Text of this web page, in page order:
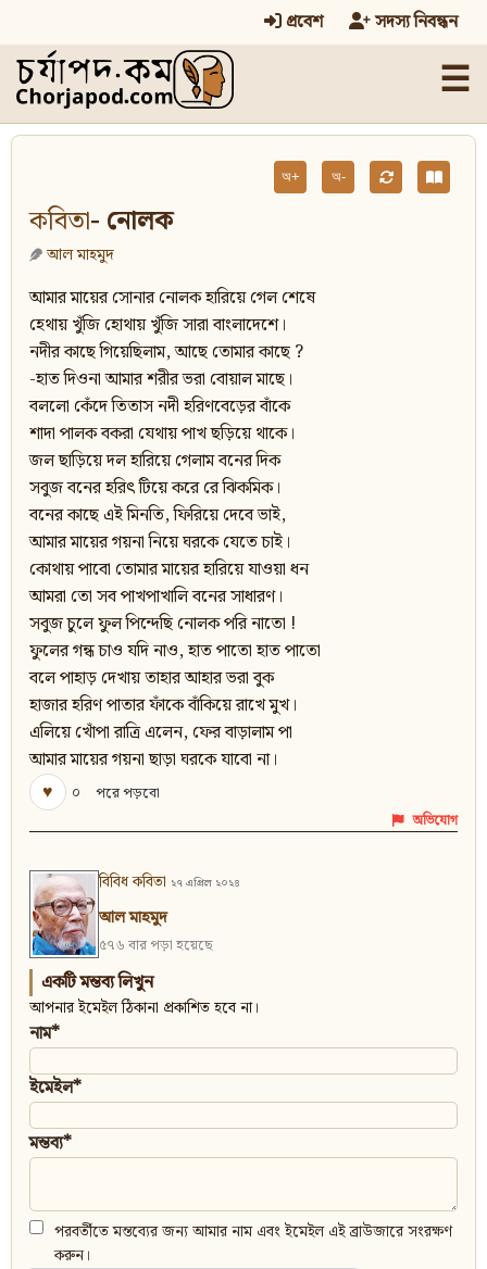
প্রবেশ সদস্য নিবন্ধন
☰
অ+ অ-
কবিতা- নোলক
আল মাহমুদ
আমার মায়ের সোনার নোলক হারিয়ে গেল শেষে
হেথায় খুঁজি হোথায় খুঁজি সারা বাংলাদেশে।
নদীর কাছে গিয়েছিলাম, আছে তোমার কাছে ?
-হাত দিওনা আমার শরীর ভরা বোয়াল মাছে।
বললো কেঁদে তিতাস নদী হরিণবেড়ের বাঁকে
শাদা পালক বকরা যেথায় পাখ ছড়িয়ে থাকে।
জল ছাড়িয়ে দল হারিয়ে গেলাম বনের দিক
সবুজ বনের হরিৎ টিয়ে করে রে ঝিকমিক।
বনের কাছে এই মিনতি, ফিরিয়ে দেবে ভাই,
আমার মায়ের গয়না নিয়ে ঘরকে যেতে চাই।
কোথায় পাবো তোমার মায়ের হারিয়ে যাওয়া ধন
আমরা তো সব পাখপাখালি বনের সাধারণ।
সবুজ চুলে ফুল পিন্দেছি নোলক পরি নাতো !
ফুলের গন্ধ চাও যদি নাও, হাত পাতো হাত পাতো
বলে পাহাড় দেখায় তাহার আহার ভরা বুক
হাজার হরিণ পাতার ফাঁকে বাঁকিয়ে রাখে মুখ।
এলিয়ে খোঁপা রাত্রি এলেন, ফের বাড়ালাম পা
আমার মায়ের গয়না ছাড়া ঘরকে যাবো না।
♥
০ পরে পড়বো
অভিযোগ
বিবিধ কবিতা ২৭ এপ্রিল ২০২৪
আল মাহমুদ
৫৭৬ বার পড়া হয়েছে
একটি মন্তব্য লিখুন
আপনার ইমেইল ঠিকানা প্রকাশিত হবে না।
নাম*
ইমেইল*
মন্তব্য*
পরবর্তীতে মন্তব্যের জন্য আমার নাম এবং ইমেইল এই ব্রাউজারে সংরক্ষণ
করুন।